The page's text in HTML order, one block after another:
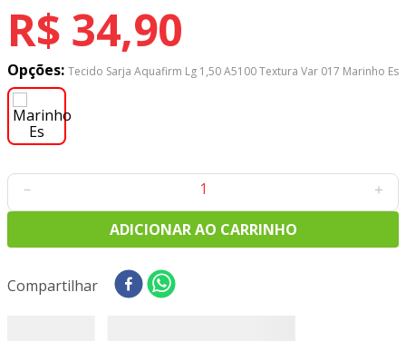
R$ 34,90
Opções: Tecido Sarja Aquafirm Lg 1,50 A5100 Textura Var 017 Marinho Es
＋
－
ADICIONAR AO CARRINHO
Compartilhar